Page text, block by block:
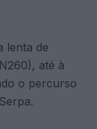
lenta de
até à
o percurso